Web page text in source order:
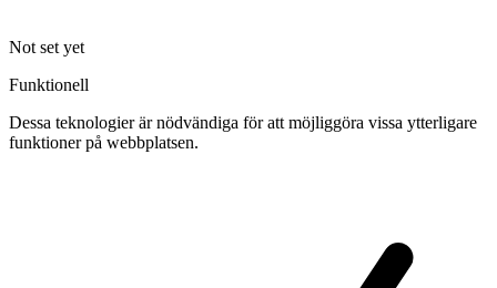
Not set yet
Funktionell
Dessa teknologier är nödvändiga för att möjliggöra vissa ytterligare
funktioner på webbplatsen.